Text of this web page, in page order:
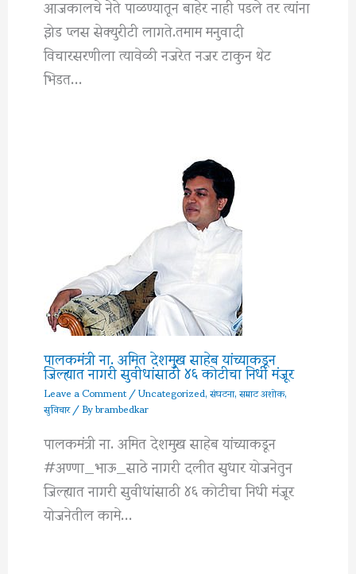
झेड प्लस सेक्युरीटी लागते.तमाम मनुवादी
विचारसरणीला त्यावेळी नजरेत नजर टाकुन थेट
भिडत…
पालकमंत्री ना. अमित देशमुख साहेब यांच्याकडून
जिल्ह्यात नागरी सुवीधांसाठी ४६ कोटीचा निधी मंजूर
Leave a Comment/Uncategorized,संघटना,सम्राट अशोक,
सुविचार/ Bybrambedkar
पालकमंत्री ना. अमित देशमुख साहेब यांच्याकडून
#अण्णा_भाऊ_साठे नागरी दलीत सुधार योजनेतुन
जिल्ह्यात नागरी सुवीधांसाठी ४६ कोटीचा निधी मंजूर
योजनेतील कामे…